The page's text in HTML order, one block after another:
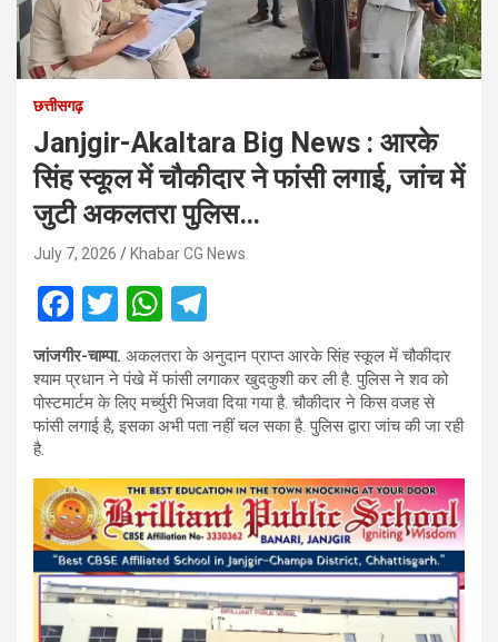
छत्तीसगढ़
Janjgir-Akaltara Big News : आरके
सिंह स्कूल में चौकीदार ने फांसी लगाई, जांच में
जुटी अकलतरा पुलिस…
July 7, 2026 Khabar CG News
F
a
ce
b
o
o
k
T
wi
tt
er
W
h
at
s
A
p
p
el
e
gr
a
m
जांजगीर-चाम्पा. अकलतरा के अनुदान प्राप्त आरके सिंह स्कूल में चौकीदार
श्याम प्रधान ने पंखे में फांसी लगाकर खुदकुशी कर ली है. पुलिस ने शव को
पोस्टमार्टम के लिए मर्च्युरी भिजवा दिया गया है. चौकीदार ने किस वजह से
फांसी लगाई है, इसका अभी पता नहीं चल सका है. पुलिस द्वारा जांच की जा रही
है.